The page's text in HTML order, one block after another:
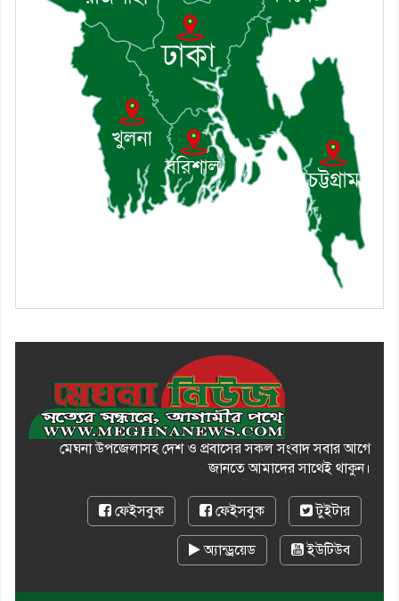
১০। দাউদকান্দিতে ইউপি সদস্যকে
মারধরের চেষ্টা ও প্রাণনাশের হুমকির
অভিযোগ
মেঘনা উপজেলাসহ দেশ ও প্রবাসের সকল সংবাদ সবার আগে
জানতে আমাদের সাথেই থাকুন।
ফেইসবুক ফেইসবুক টুইটার
অ্যান্ড্রয়েড ইউটিউব